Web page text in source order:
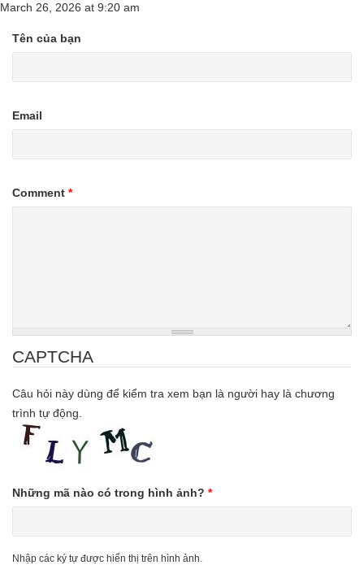
March 26, 2026 at 9:20 am
Tên của bạn
Email
Comment *
CAPTCHA
Câu hỏi này dùng để kiểm tra xem bạn là người hay là chương
trình tự động.
Những mã nào có trong hình ảnh? *
Nhập các ký tự được hiển thị trên hình ảnh.